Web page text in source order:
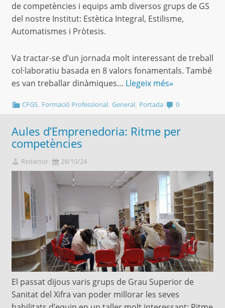
de competències i equips amb diversos grups de GS
del nostre Institut: Estètica Integral, Estilisme,
Automatismes i Pròtesis.
Va tractar-se d’un jornada molt interessant de treball
col·laboratiu basada en 8 valors fonamentals. També
es van treballar dinàmiques… Llegeix més»
CFGS, Formació Professional,General, Portada 0
Aules d’Emprenedoria: Ritme per
competències
Redactor 28/10/24
El passat dijous varis grups de Grau Superior de
Sanitat del Xifra van poder millorar les seves